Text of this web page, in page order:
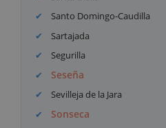
Santo Domingo-Caudilla
Sartajada
Segurilla
Seseña
Sevilleja de la Jara
Sonseca